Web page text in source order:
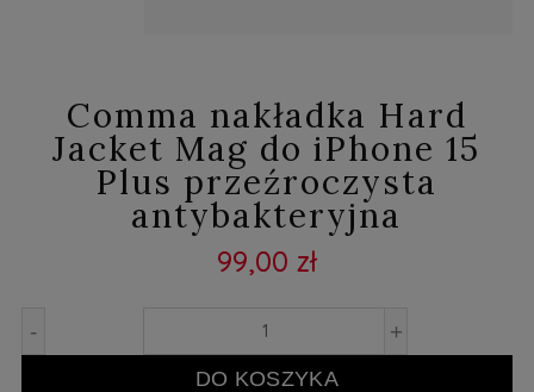
Comma nakładka Hard
Jacket Mag do iPhone 15
Plus przeźroczysta
antybakteryjna
99,00 zł
- +
DO KOSZYKA